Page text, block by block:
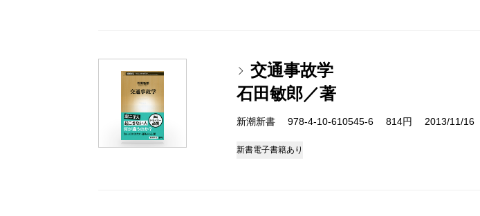
交通事故学
石田敏郎／著
新潮新書 978-4-10-610545-6 814円 2013/11/16
新書電子書籍あり